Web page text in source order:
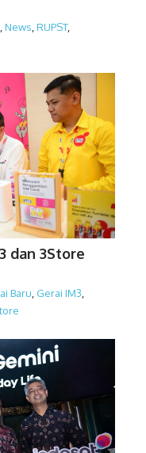
,News,RUPST,
dan 3Store
Baru Gerai IM3